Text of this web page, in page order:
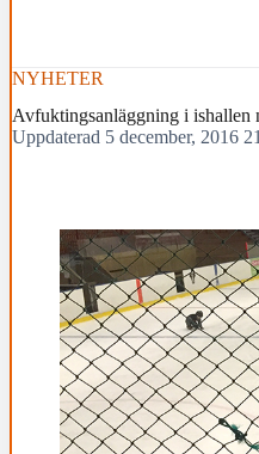
NYHETER
Avfuktingsanläggning i ishallen
Uppdaterad 5 december, 2016